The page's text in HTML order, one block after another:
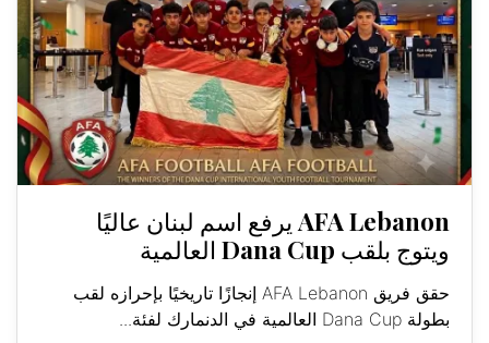
AFA Lebanon يرفع اسم لبنان عاليًا
ويتوج بلقب Dana Cup العالمية
حقق فريق AFA Lebanon إنجازًا تاريخيًا بإحرازه لقب
بطولة Dana Cup العالمية في الدنمارك لفئة...